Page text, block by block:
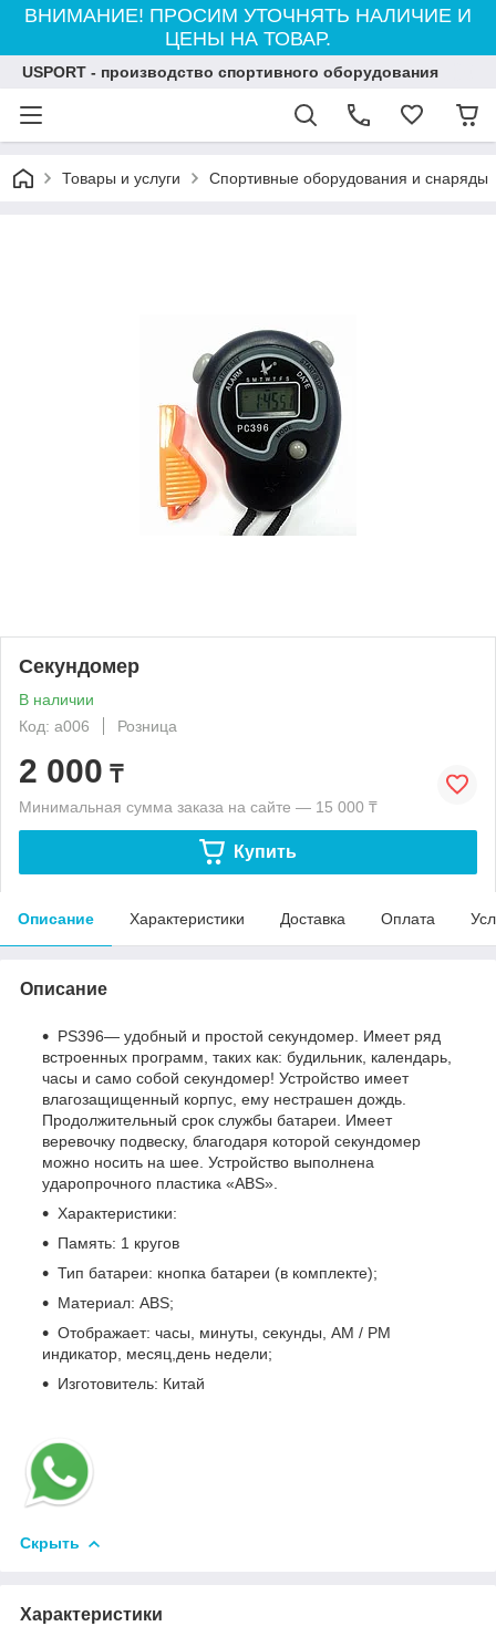
ВНИМАНИЕ! ПРОСИМ УТОЧНЯТЬ НАЛИЧИЕ И
ЦЕНЫ НА ТОВАР.
USPORT - производство спортивного оборудования
Товары и услуги Спортивные оборудования и снаряды
Секундомер
В наличии
Код: а006
Розница
2 000 ₸
Минимальная сумма заказа на сайте — 15 000 ₸
Купить
Описание Характеристики Доставка Оплата
Описание
PS396— удобный и простой секундомер. Имеет ряд
встроенных программ, таких как: будильник, календарь,
часы и само собой секундомер! Устройство имеет
влагозащищенный корпус, ему нестрашен дождь.
Продолжительный срок службы батареи. Имеет
веревочку подвеску, благодаря которой секундомер
можно носить на шее. Устройство выполнена
ударопрочного пластика «ABS».
Характеристики:
Память: 1 кругов
Тип батареи: кнопка батареи (в комплекте);
Материал: ABS;
Отображает: часы, минуты, секунды, AM / PM
индикатор, месяц,день недели;
Изготовитель: Китай
Скрыть
Характеристики